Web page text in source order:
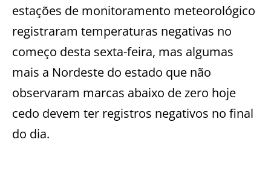
estações de monitoramento meteorológico
registraram temperaturas negativas no
começo desta sexta-feira, mas algumas
mais a Nordeste do estado que não
observaram marcas abaixo de zero hoje
cedo devem ter registros negativos no final
do dia.